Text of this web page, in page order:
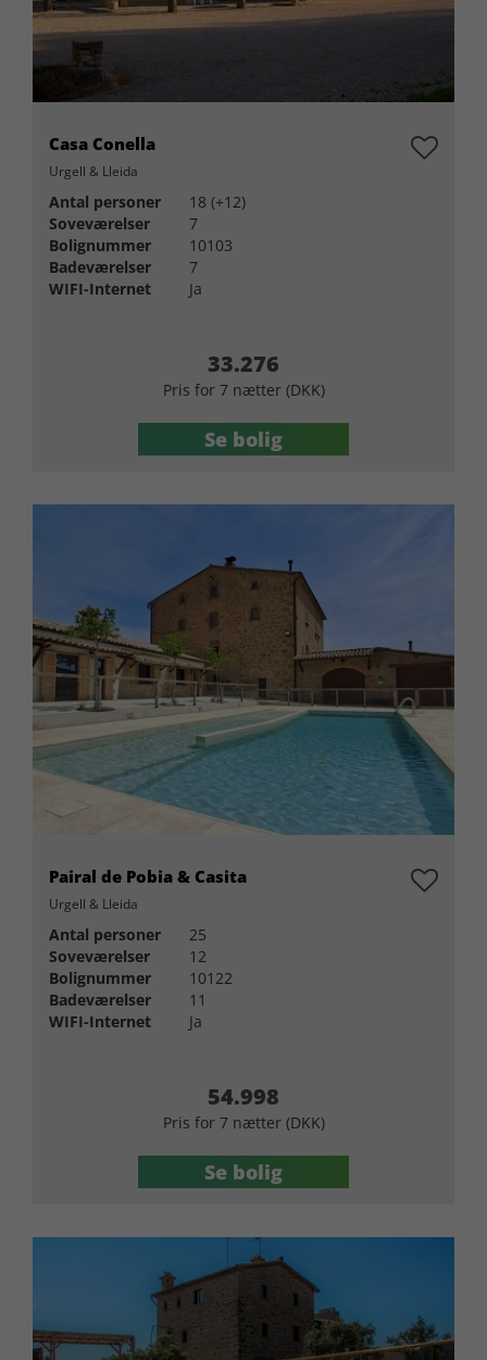
Casa Conella
Urgell & Lleida
Antal personer
18 (+12)
Soveværelser
7
Bolignummer
10103
Badeværelser
7
WIFI-Internet
Ja
33.276
Pris for 7 nætter (DKK)
Se bolig
Pairal de Pobia & Casita
Urgell & Lleida
Antal personer
25
Soveværelser
12
Bolignummer
10122
Badeværelser
11
WIFI-Internet
Ja
54.998
Pris for 7 nætter (DKK)
Se bolig